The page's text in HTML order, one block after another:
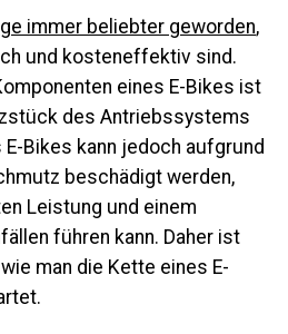
immer beliebter geworden,
und kosteneffektiv sind.
eines E-Bikes ist
des Antriebssystems
Bikes kann jedoch aufgrund
beschädigt werden,
Leistung und einem
führen kann. Daher ist
man die Kette eines E-